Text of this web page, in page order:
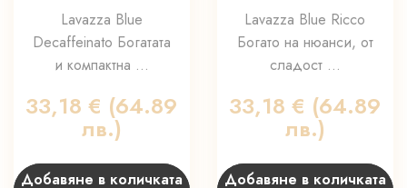
Lavazza Blue
Decaffeinato Богатата
и компактна ...
33,18€ (64.89
лв.)
Добавяне в количката
Lavazza Blue Ricco
Богато на нюанси, от
сладост ...
33,18€ (64.89
лв.)
Добавяне в количката